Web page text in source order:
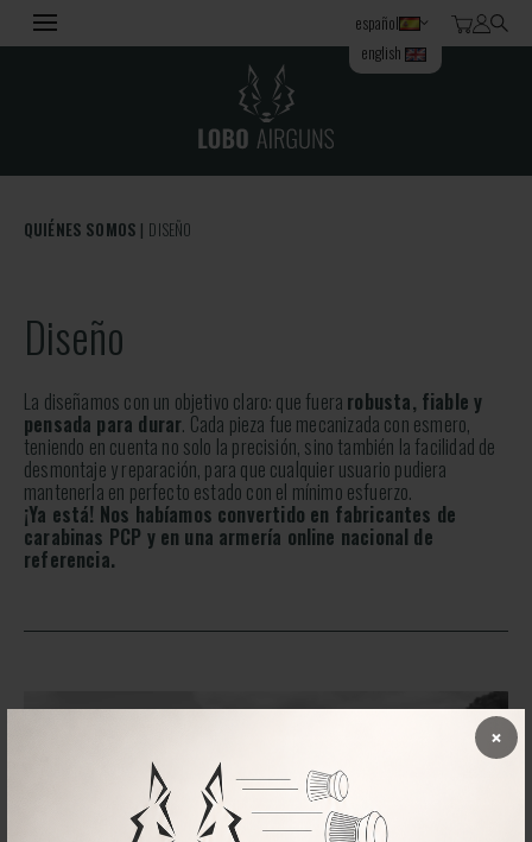
×
español
english
QUIÉNES SOMOS DISEÑO
Diseño
La diseñamos con un objetivo claro: que fuera robusta, fiable y
pensada para durar. Cada pieza fue mecanizada con esmero,
teniendo en cuenta no solo la precisión, sino también la facilidad de
desmontaje y reparación, para que cualquier usuario pudiera
mantenerla en perfecto estado con el mínimo esfuerzo.
¡Ya está! Nos habíamos convertido en fabricantes de
carabinas PCP y en una armería online nacional de
referencia.